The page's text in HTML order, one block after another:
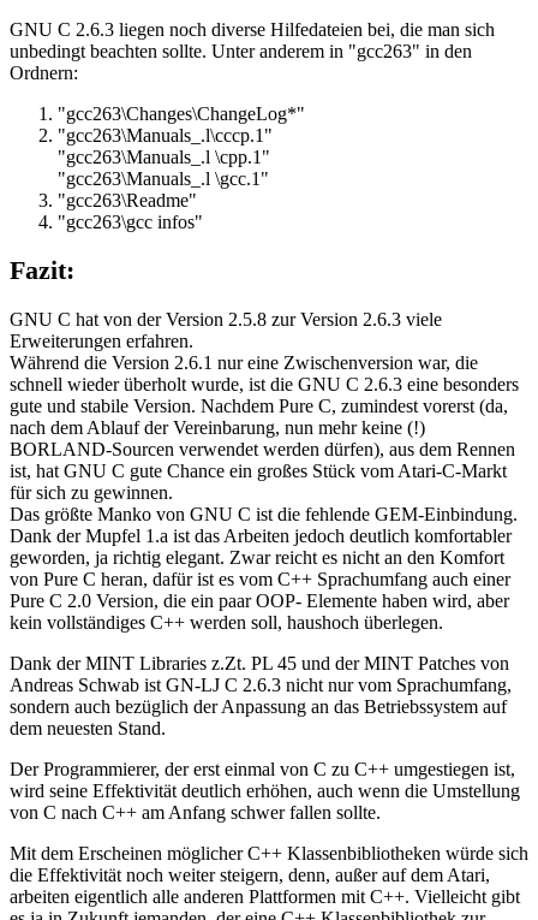
GNU C 2.6.3 liegen noch diverse Hilfedateien bei, die man sich
unbedingt beachten sollte. Unter anderem in "gcc263" in den
Ordnern:
"gcc263\Changes\ChangeLog*"
"gcc263\Manuals_.l\cccp.1"
"gcc263\Manuals_.l \cpp.1"
"gcc263\Manuals_.l \gcc.1"
"gcc263\Readme"
"gcc263\gcc infos"
Fazit:
GNU C hat von der Version 2.5.8 zur Version 2.6.3 viele
Erweiterungen erfahren.
Während die Version 2.6.1 nur eine Zwischenversion war, die
schnell wieder überholt wurde, ist die GNU C 2.6.3 eine besonders
gute und stabile Version. Nachdem Pure C, zumindest vorerst (da,
nach dem Ablauf der Vereinbarung, nun mehr keine (!)
BORLAND-Sourcen verwendet werden dürfen), aus dem Rennen
ist, hat GNU C gute Chance ein großes Stück vom Atari-C-Markt
für sich zu gewinnen.
Das größte Manko von GNU C ist die fehlende GEM-Einbindung.
Dank der Mupfel 1.a ist das Arbeiten jedoch deutlich komfortabler
geworden, ja richtig elegant. Zwar reicht es nicht an den Komfort
von Pure C heran, dafür ist es vom C++ Sprachumfang auch einer
Pure C 2.0 Version, die ein paar OOP- Elemente haben wird, aber
kein vollständiges C++ werden soll, haushoch überlegen.
Dank der MINT Libraries z.Zt. PL 45 und der MINT Patches von
Andreas Schwab ist GN-LJ C 2.6.3 nicht nur vom Sprachumfang,
sondern auch bezüglich der Anpassung an das Betriebssystem auf
dem neuesten Stand.
Der Programmierer, der erst einmal von C zu C++ umgestiegen ist,
wird seine Effektivität deutlich erhöhen, auch wenn die Umstellung
von C nach C++ am Anfang schwer fallen sollte.
Mit dem Erscheinen möglicher C++ Klassenbibliotheken würde sich
die Effektivität noch weiter steigern, denn, außer auf dem Atari,
arbeiten eigentlich alle anderen Plattformen mit C++. Vielleicht gibt